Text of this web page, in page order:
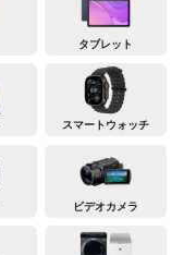
タブレット
スマートウォッチ
ビデオカメラ